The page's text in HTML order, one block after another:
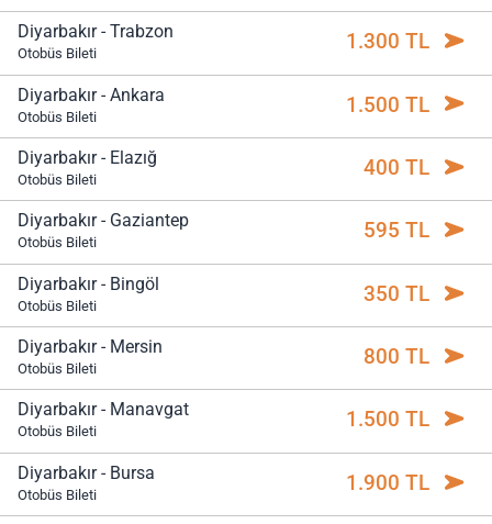
Diyarbakır - Trabzon
Otobüs Bileti 1.300 TL
Diyarbakır - Ankara
Otobüs Bileti 1.500 TL
Diyarbakır - Elazığ
Otobüs Bileti 400 TL
Diyarbakır - Gaziantep
Otobüs Bileti 595 TL
Diyarbakır - Bingöl
Otobüs Bileti 350 TL
Diyarbakır - Mersin
Otobüs Bileti 800 TL
Diyarbakır - Manavgat
Otobüs Bileti 1.500 TL
Diyarbakır - Bursa
Otobüs Bileti 1.900 TL